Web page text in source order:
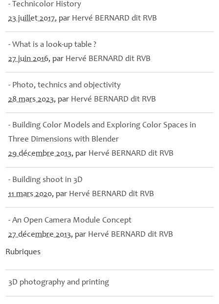
- Technicolor History
23 juillet 2017, par Hervé BERNARD dit RVB
- What is a look-up table ?
27 juin 2016, par Hervé BERNARD dit RVB
- Photo, technics and objectivity
28 mars 2023, par Hervé BERNARD dit RVB
- Building Color Models and Exploring Color Spaces in
Three Dimensions with Blender
29 décembre 2013, par Hervé BERNARD dit RVB
- Building shoot in 3D
11 mars 2020, par Hervé BERNARD dit RVB
- An Open Camera Module Concept
27 décembre 2013, par Hervé BERNARD dit RVB
Rubriques
3D photography and printing